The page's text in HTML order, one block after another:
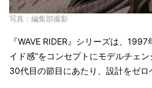
写真：編集部撮影
『WAVE RIDER』シリーズは、
イド感”をコンセプトにモデルチェ
30代目の節目にあたり、設計をゼロ